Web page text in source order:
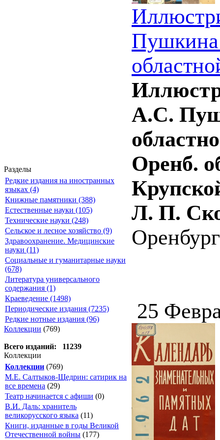
Разделы
Редкие издания на иностранных
языках (4)
Книжные памятники (388)
Естественные науки (105)
Технические науки (248)
Сельское и лесное хозяйство (9)
Здравоохранение. Медицинские
науки (11)
Социальные и гуманитарные науки
(678)
Литература универсального
содержания (1)
Краеведение (1498)
Периодические издания (7235)
Редкие нотные издания (96)
Коллекции (769)
Всего изданий: 11239
Коллекции
Коллекции (769)
М.Е. Салтыков-Щедрин: сатирик на
все времена (29)
Театр начинается с афиши (0)
В.И. Даль: хранитель
великорусского языка (11)
Книги, изданные в годы Великой
Отечественной войны (177)
Пушкина
А.С.
Оренб.
Л. П.
25